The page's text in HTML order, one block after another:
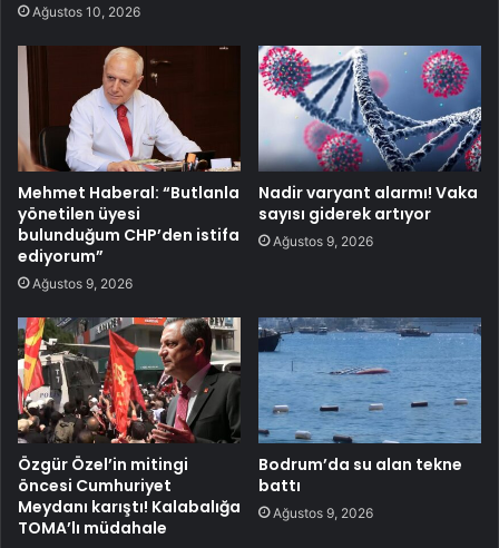
Ağustos 10, 2026
Mehmet Haberal: “Butlanla
yönetilen üyesi
bulunduğum CHP’den istifa
ediyorum”
Ağustos 9, 2026
Nadir varyant alarmı! Vaka
sayısı giderek artıyor
Ağustos 9, 2026
Özgür Özel’in mitingi
öncesi Cumhuriyet
Meydanı karıştı! Kalabalığa
TOMA’lı müdahale
Bodrum’da su alan tekne
battı
Ağustos 9, 2026